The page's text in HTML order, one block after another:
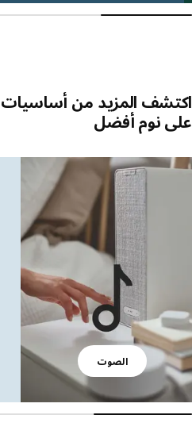
المزيد من أساسيات
نوم أفضل
القائمة
الصوت